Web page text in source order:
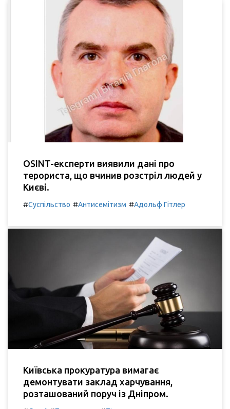
OSINT-експерти виявили дані про
терориста, що вчинив розстріл людей у
Києві.
#Суспільство #Антисемітизм #Адольф Гітлер
Київська прокуратура вимагає
демонтувати заклад харчування,
розташований поруч із Дніпром.